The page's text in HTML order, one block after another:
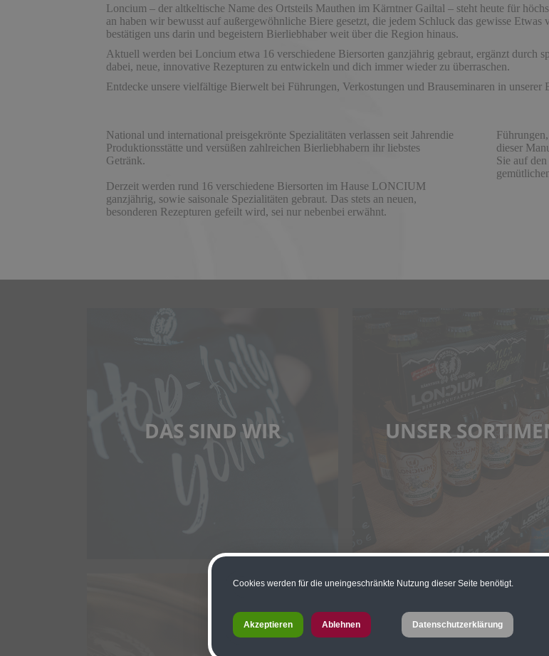
Loncium – der altkeltische Name des Ortsteils Mauthen im Kärntner Gailtal – steht heute für
an haben wir bewusst auf außergewöhnliche Biere gesetzt, die jedem Schluck das gewisse
bestätigen uns darin und begeistern Bierliebhaber weit über die Region hinaus.
Aktuell werden bei Loncium etwa 16 verschiedene Biersorten ganzjährig gebraut, ergänzt durch
dabei, neue, innovative Rezepturen zu entwickeln und dich immer wieder zu überraschen.
Entdecke unsere vielfältige Bierwelt bei Führungen, Verkostungen und Brauseminaren in
National und international preisgekrönte Spezialitäten verlassen seit Jahrendie
Produktionsstätte und versüßen zahlreichen Bierliebhabern ihr liebstes
Getränk.
Derzeit werden rund 16 verschiedene Biersorten im Hause LONCIUM
ganzjährig, sowie saisonale Spezialitäten gebraut. Das stets an neuen,
besonderen Rezepturen gefeilt wird, sei nur nebenbei erwähnt.
dieser
Sie auf
DAS SIND WIR UNSER
Cookies werden für die uneingeschränkte Nutzung dieser Seite benötigt.
Akzeptieren Ablehnen Datenschutzerklärung